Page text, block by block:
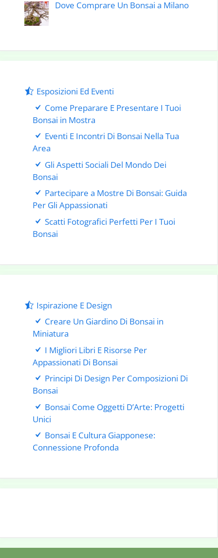
Dove Comprare Un Bonsai a Milano
Esposizioni Ed Eventi
Come Preparare E Presentare I Tuoi
Bonsai in Mostra
Eventi E Incontri Di Bonsai Nella Tua
Area
Gli Aspetti Sociali Del Mondo Dei
Bonsai
Partecipare a Mostre Di Bonsai: Guida
Per Gli Appassionati
Scatti Fotografici Perfetti Per I Tuoi
Bonsai
Ispirazione E Design
Creare Un Giardino Di Bonsai in
Miniatura
I Migliori Libri E Risorse Per
Appassionati Di Bonsai
Principi Di Design Per Composizioni Di
Bonsai
Bonsai Come Oggetti D’Arte: Progetti
Unici
Bonsai E Cultura Giapponese:
Connessione Profonda